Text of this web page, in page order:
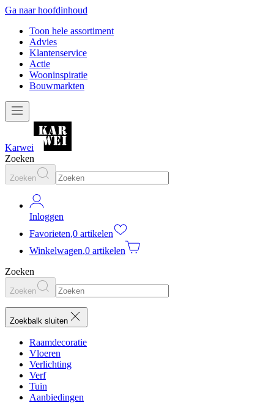
Ga naar hoofdinhoud
Toon hele assortiment
Advies
Klantenservice
Actie
Wooninspiratie
Bouwmarkten
Karwei
Zoeken
Zoeken
Inloggen
Favorieten,0 artikelen
Winkelwagen,0 artikelen
Zoeken
Zoeken
Zoekbalk sluiten
Raamdecoratie
Vloeren
Verlichting
Verf
Tuin
Aanbiedingen